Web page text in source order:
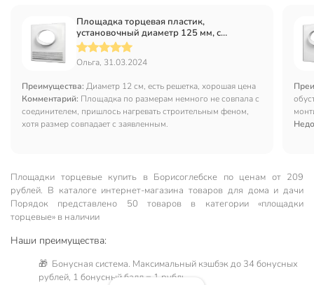
Площадка торцевая пластик,
установочный диаметр 125 мм, с
решеткой, ERA, 125ПТПР
Ольга, 31.03.2024
Преимущества: Диаметр 12 см, есть решетка, хорошая цена
Комментарий: Площадка по размерам немного не совпала с
соединителем, пришлось нагревать строительным феном,
хотя размер совпадает с заявленным.
Площадки торцевые купить в Борисоглебске по ценам от 209
рублей. В каталоге интернет-магазина товаров для дома и дачи
Порядок представлено 50 товаров в категории «площадки
торцевые» в наличии
Наши преимущества:
🎁 Бонусная система. Максимальный кэшбэк до 34 бонусных
рублей, 1 бонусный балл = 1 рубль.